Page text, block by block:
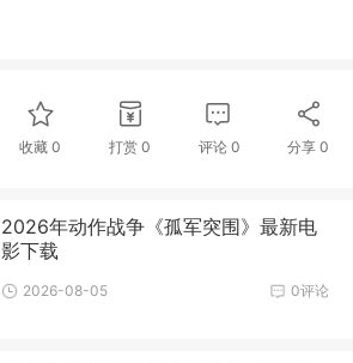
收藏0 打赏 0 评论 0 分享0
2026年动作战争《孤军突围》最新电
影下载
0评论
2026-08-05